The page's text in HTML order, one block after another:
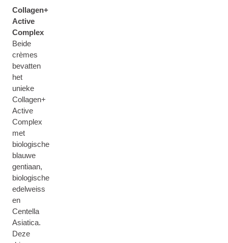
Collagen+
Active
Complex
Beide
crèmes
bevatten
het
unieke
Collagen+
Active
Complex
met
biologische
blauwe
gentiaan,
biologische
edelweiss
en
Centella
Asiatica.
Deze